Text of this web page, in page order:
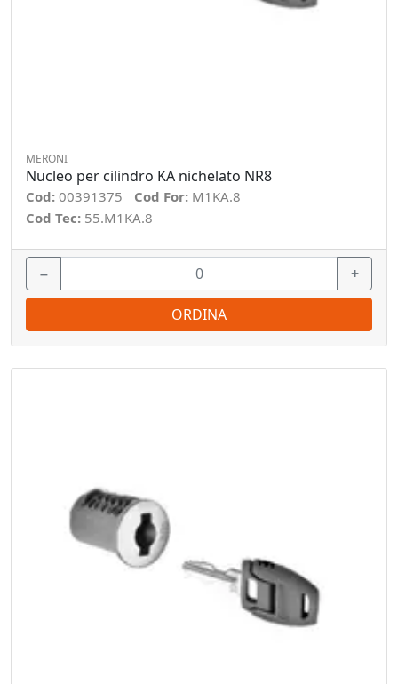
MERONI
Nucleo per cilindro KA nichelato NR8
Cod: 00391375 Cod For: M1KA.8
Cod Tec: 55.M1KA.8
− +
ORDINA